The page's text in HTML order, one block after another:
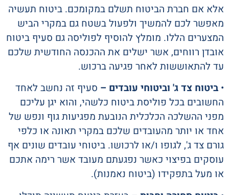
אלא אם חברת הביטוח תשלם במקומכם. ביטוח תעשיה
מאפשר לכם להמשיך ולפעול בשטח גם במקרי הביש
המצערים הללו. מומלץ להוסיף לפוליסה גם סעיף ביטוח
אובדן רווחים, אשר ישלים את ההכנסה החודשית שלכם
עד להתאוששות לאחר פגיעה ברכוש.
• ביטוח צד ג' וביטוחי עובדים – סעיף זה נחשב לאחד
החשובים בכל פוליסת ביטוח כלשהי, והוא יגן עליכם
מפני ההשלכה הכלכלית הנובעת מפגיעות גוף ונפש של
אחד או יותר מהעובדים שלכם במקרי תאונה או כלפי
גורם צד ג', לגופו ו/או לרכושו. ביטוחי עובדים שונים אף
עוסקים בפיצוי כאשר נפגעתם מעובד אשר רימה אתכם
או מעל בתפקידו (ביטוח נאמנות).